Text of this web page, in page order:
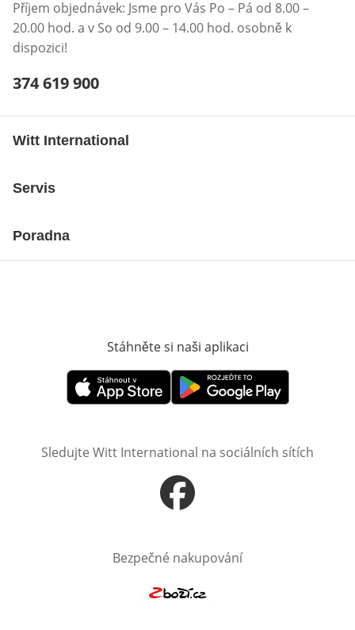
Příjem objednávek: Jsme pro Vás Po – Pá od 8.00 –
20.00 hod. a v So od 9.00 – 14.00 hod. osobně k
dispozici!
Telefonní číslo:
374 619 900
Witt International
Servis
Poradna
Stáhněte si naši aplikaci
Otevře v novém okněOtevře v novém okně
Sledujte Witt International na sociálních sítích
Otevře v novém okně
Bezpečné nakupování